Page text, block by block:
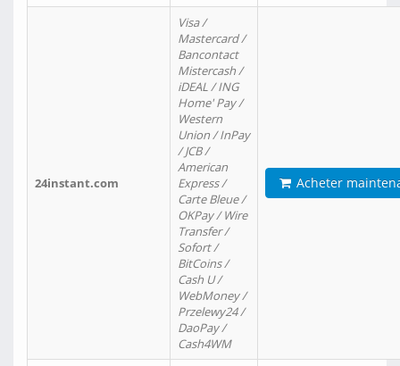
24instant.com
Visa /
Mastercard /
Bancontact
Mistercash /
iDEAL / ING
Home' Pay /
Western
Union / InPay
/ JCB /
American
Express /
Carte Bleue /
OKPay / Wire
Transfer /
Sofort /
BitCoins /
Cash U /
WebMoney /
Przelewy24 /
DaoPay /
Cash4WM
Acheter